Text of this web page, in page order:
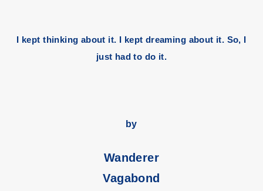
I kept thinking about it. I kept dreaming about it. So, I
just had to do it.
by
Wanderer
Vagabond